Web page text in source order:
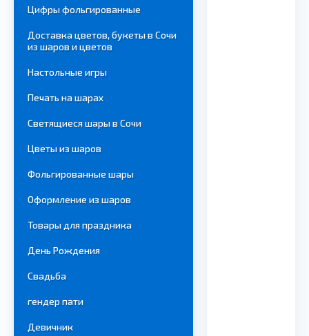
Цифры фольгированные
Доставка цветов, букеты в Сочи
из шаров и цветов
Настольные игры
Печать на шарах
Светящиеся шары в Сочи
Цветы из шаров
Фольгированные шары
Оформление из шаров
Товары для праздника
День Рождения
Свадьба
гендер пати
Девичник